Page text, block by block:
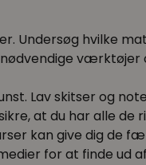
Undersøg hvilke
Lav skitser og
at du har alle de
kan give dig de
for at finde ud